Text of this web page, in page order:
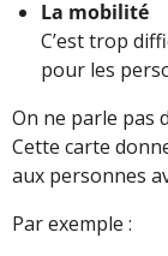
La mobilité
C’est trop
pour les
On ne parle pas
Cette carte
aux personnes
Par exemple :